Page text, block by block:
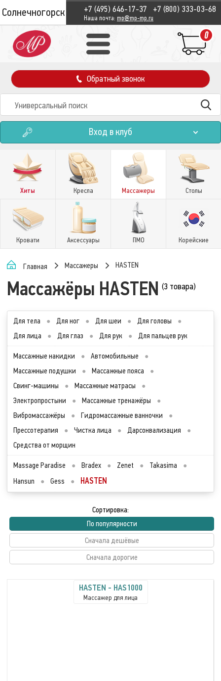
Солнечногорск +7 (495) 646-17-37 +7 (800) 333-03-68
Наша почта: mp@mp-mp.ru
0
Обратный звонок
Вход в клуб
Хиты Кресла Массажеры Столы
Кровати Аксессуары ПМО Корейские
Главная Массажеры HASTEN
Массажёры HASTEN (3 товара)
Для тела ● Для ног ● Для шеи ● Для головы
●
Для лица
● Для глаз ● Для рук ● Для пальцев рук
Массажные накидки ● Автомобильные
●
Массажные подушки
● Массажные пояса
●
Свинг-машины
● Массажные матрасы
●
Электропростыни
● Массажные тренажёры
●
Вибромассажёры
● Гидромассажные ванночки
●
Прессотерапия
● Чистка лица ● Дарсонвализация
●
Средства от морщин
Massage Paradise ● Bradex ● Zenet ● Takasima
●
Hansun
● Gess ● HASTEN
Сортировка:
По популярности
Сначала дешёвые
Сначала дорогие
HASTEN - HAS1000
Массажер для лица